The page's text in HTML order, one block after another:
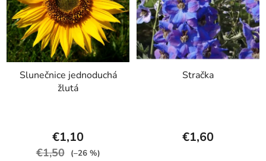
Slunečnice jednoduchá
žlutá
€1,10
€1,50 (–26 %)
Stračka
€1,60